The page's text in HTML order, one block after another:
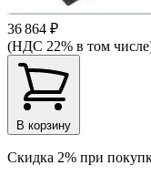
36 864 ₽
(НДС 22% в том
В корзину
Скидка 2% при